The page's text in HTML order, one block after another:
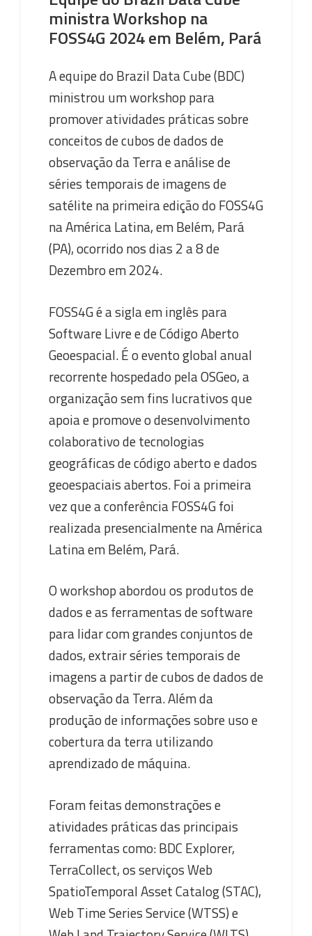
ministra Workshop na
FOSS4G 2024 em Belém, Pará
A equipe do Brazil Data Cube (BDC)
ministrou um workshop para
promover atividades práticas sobre
conceitos de cubos de dados de
observação da Terra e análise de
séries temporais de imagens de
satélite na primeira edição do FOSS4G
na América Latina, em Belém, Pará
(PA), ocorrido nos dias 2 a 8 de
Dezembro em 2024.
FOSS4G é a sigla em inglês para
Software Livre e de Código Aberto
Geoespacial. É o evento global anual
recorrente hospedado pela OSGeo, a
organização sem fins lucrativos que
apoia e promove o desenvolvimento
colaborativo de tecnologias
geográficas de código aberto e dados
geoespaciais abertos. Foi a primeira
vez que a conferência FOSS4G foi
realizada presencialmente na América
Latina em Belém, Pará.
O workshop abordou os produtos de
dados e as ferramentas de software
para lidar com grandes conjuntos de
dados, extrair séries temporais de
imagens a partir de cubos de dados de
observação da Terra. Além da
produção de informações sobre uso e
cobertura da terra utilizando
aprendizado de máquina.
Foram feitas demonstrações e
atividades práticas das principais
ferramentas como: BDC Explorer,
TerraCollect, os serviços Web
SpatioTemporal Asset Catalog (STAC),
Web Time Series Service (WTSS) e